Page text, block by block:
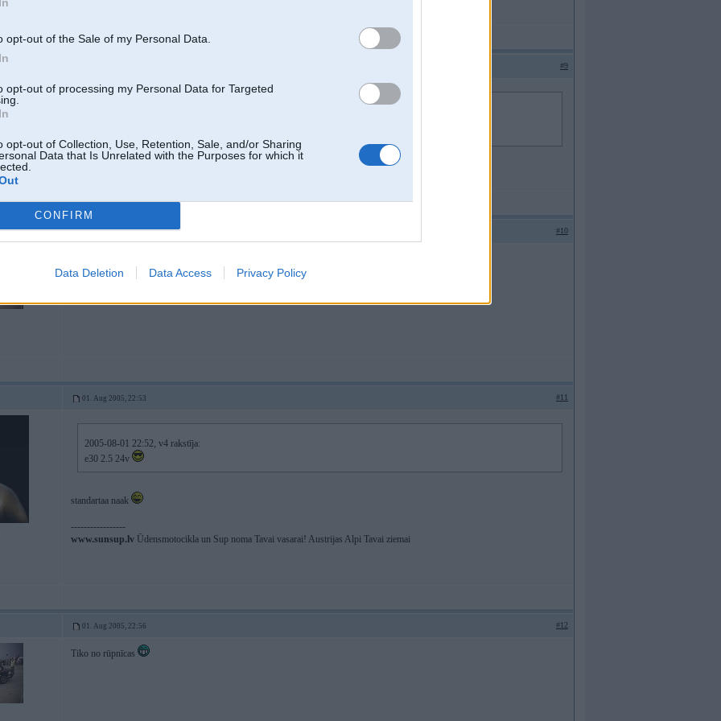
opt-out of the Sale of my Personal Data.
opt-out of processing my Personal Data for Targeted
opt-out of Collection, Use, Retention, Sale, and/or Sharing
Data that Is Unrelated with the Purposes for which it
CONFIRM
Data Deletion Data Access Privacy Policy
#9
01. Aug 2005, 22:52 #10
01. Aug 2005, 22:53 #11
2005-08-01 22:52, v4 rakstīja:
e30 2.5 24v
standartaa naak
-----------------
www.sunsup.lv Ūdensmotocikla un Sup noma Tavai vasarai! Austrijas Alpi Tavai ziemai
01. Aug 2005, 22:56 #12
Tiko no rūpnīcas